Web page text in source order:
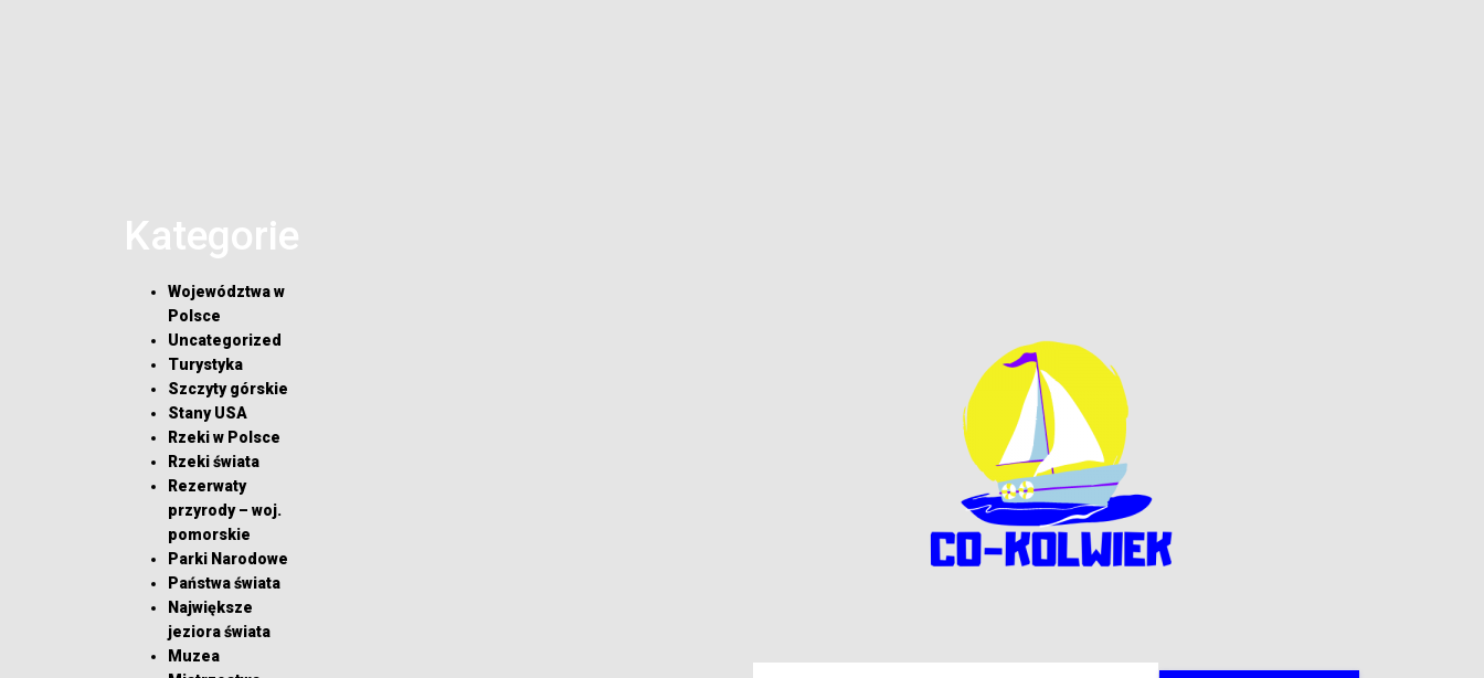
Kategorie
Województwa w
Polsce
Uncategorized
Turystyka
Szczyty górskie
Stany USA
Rzeki w Polsce
Rzeki świata
Rezerwaty
przyrody – woj.
pomorskie
Parki Narodowe
Państwa świata
Największe
jeziora świata
Muzea